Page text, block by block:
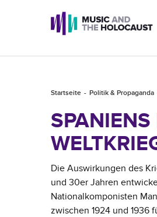
Startseite Politik & Propaganda
Die Auswirkungen des
und 30er Jahren
Nationalkomponisten
zwischen 1924 und 1936